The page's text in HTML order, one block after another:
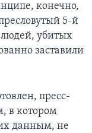
конечно,
5-й
убитых
заставили
пресс-
в котором
данным, не